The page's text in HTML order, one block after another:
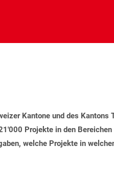
Kantone und des Kantons
Projekte in den Bereichen
welche Projekte in